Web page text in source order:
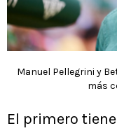
Manuel Pellegrini y
más
El primero